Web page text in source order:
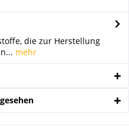
die zur Herstellung
mehr